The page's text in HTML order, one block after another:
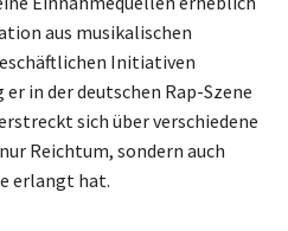
aus musikalischen
Initiativen
in der deutschen Rap-Szene
sich über verschiedene
Reichtum, sondern auch
erlangt hat.